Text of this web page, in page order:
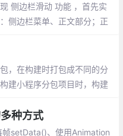
侧边栏滑动 功能 ，首先实
侧边栏菜单、正文部分；正
，在构建时打包成不同的分
建小程序分包项目时，构建
页面
种方式
setData()、使用Animation